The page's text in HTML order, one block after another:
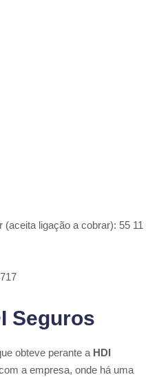
ligação a cobrar): 55 11
Seguros
obteve perante a HDI
a empresa, onde há uma